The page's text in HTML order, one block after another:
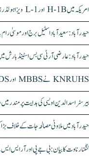
امریکہ میں H-1B اور L-1 ویزا ہولڈرز کے لیے بڑی راحت، اب ملک چھوڑے بغیر ویزا تجدید ممکن
حیدرآباد: سعیدآباد اسٹیل برج اور موسیٰ رام
حیدرآباد: عارضی آر ٹی سی بس اسٹینڈ بارش
KNRUHS نے MBBS اور BDS داخلوں کا نوٹیفکیشن جاری کر دیا
بیرسٹر اسدالدین اویسی کی ہدایت پر مندر
حیدرآباد میں ملاوٹی مصالحہ جات کے خلاف بڑا کریک ڈاؤن، 25 ٹن سے
کنگنا رناوت کا بیان: بی جے پی اور آر ایس